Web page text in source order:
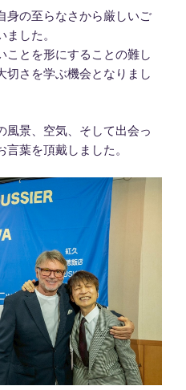
身の至らなさから厳しいご
した。
ことを形にすることの難し
切さを学ぶ機会となりまし
風景、空気、そして出会っ
葉を頂戴しました。